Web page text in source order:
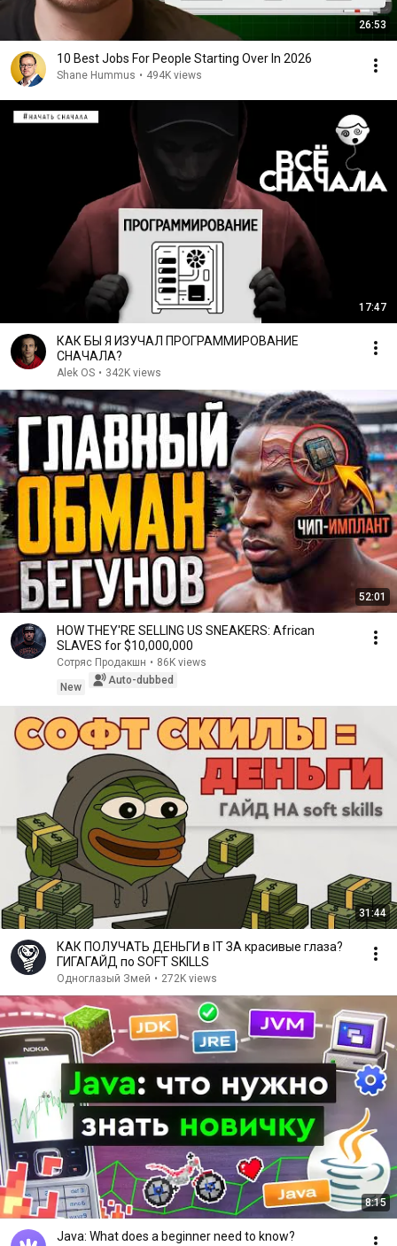
26:53
10 Best Jobs For People Starting Over In 2026
Shane Hummus • 494K views
17:47
КАК БЫ Я ИЗУЧАЛ ПРОГРАММИРОВАНИЕ
СНАЧАЛА?
Alek OS • 342K views
52:01
HOW THEY'RE SELLING US SNEAKERS: African
SLAVES for $10,000,000
Сотряс Продакшн • 86K views
New
Auto-dubbed
31:44
КАК ПОЛУЧАТЬ ДЕНЬГИ в IT ЗА красивые глаза?
ГИГАГАЙД по SOFT SKILLS
Одноглазый Змей • 272K views
8:15
Java: What does a beginner need to know?